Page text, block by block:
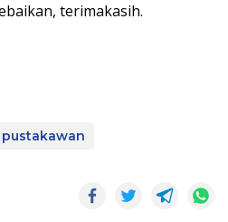
terimakasih.
pustakawan